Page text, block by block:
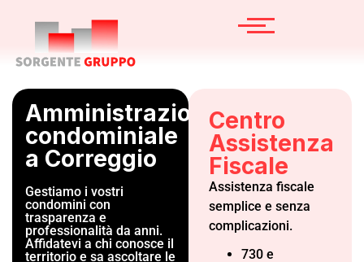
Amministrazione
condominiale
a Correggio
Gestiamo i vostri
condomini con
trasparenza e
professionalità da anni.
Affidatevi a chi conosce il
territorio e sa ascoltare le
Centro
Assistenza
Fiscale
Assistenza fiscale
semplice e senza
complicazioni.
730 e